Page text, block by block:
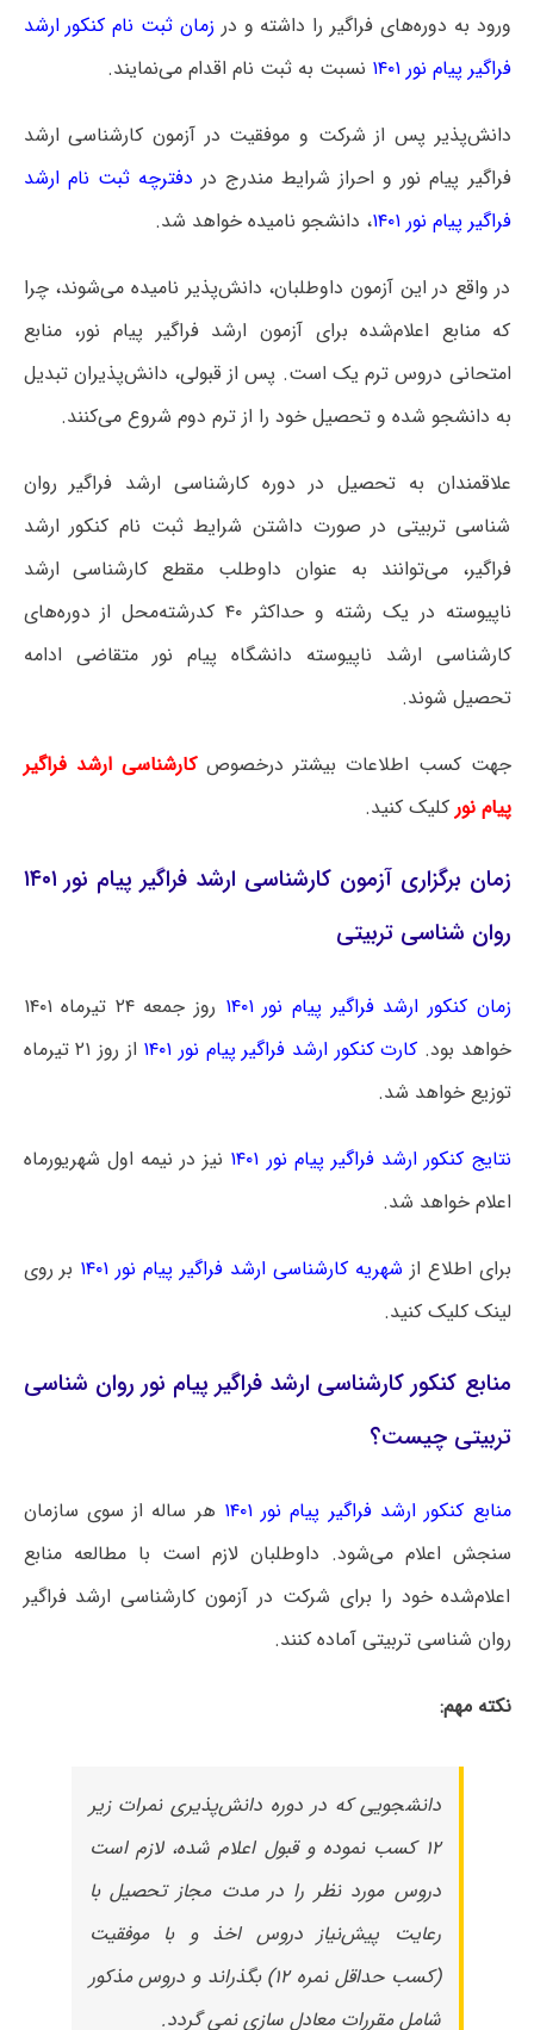
ورود به دوره‌های فراگیر را داشته و در زمان ثبت نام کنکور ارشد
فراگیر پیام نور ۱۴۰۱
نسبت به ثبت نام اقدام می‌نمایند.
دانش‌پذیر پس از شرکت و موفقیت در آزمون کارشناسی ارشد
فراگیر پیام نور و احراز شرایط مندرج در دفترچه ثبت نام ارشد
فراگیر پیام نور ۱۴۰۱
، دانشجو نامیده خواهد شد.
در واقع در این آزمون داوطلبان، دانش‌پذیر نامیده می‌شوند، چرا
که منابع اعلام‌شده برای آزمون ارشد فراگیر پیام نور، منابع
امتحانی دروس ترم یک است. پس از قبولی، دانش‌پذیران تبدیل
به دانشجو شده و تحصیل خود را از ترم دوم شروع می‌کنند.
علاقمندان به تحصیل در دوره کارشناسی ارشد فراگیر روان
شناسی تربیتی در صورت داشتن شرایط ثبت نام کنکور ارشد
فراگیر، می‌توانند به عنوان داوطلب مقطع کارشناسی ارشد
ناپیوسته در یک رشته و حداکثر ۴۰ کدرشته‌محل از دوره‌های
کارشناسی ارشد ناپیوسته دانشگاه پیام نور متقاضی ادامه
تحصیل شوند.
جهت کسب اطلاعات بیشتر درخصوص کارشناسی ارشد فراگیر
پیام نورکلیک کنید.
زمان برگزاری آزمون کارشناسی ارشد فراگیر پیام نور ۱۴۰۱
روان شناسی تربیتی
زمان کنکور ارشد فراگیر پیام نور ۱۴۰۱
روز جمعه ۲۴ تیرماه ۱۴۰۱
خواهد بود. کارت کنکور ارشد فراگیر پیام نور ۱۴۰۱
از روز ۲۱ تیرماه
توزیع خواهد شد.
نتایج کنکور ارشد فراگیر پیام نور ۱۴۰۱
نیز در نیمه اول شهریورماه
اعلام خواهد شد.
برای اطلاع از شهریه کارشناسی ارشد فراگیر پیام نور ۱۴۰۱
بر روی
لینک کلیک کنید.
منابع کنکور کارشناسی ارشد فراگیر پیام نور روان شناسی
تربیتی چیست؟
منابع کنکور ارشد فراگیر پیام نور ۱۴۰۱
هر ساله از سوی سازمان
سنجش اعلام می‌شود. داوطلبان لازم است با مطالعه منابع
اعلام‌شده خود را برای شرکت در آزمون کارشناسی ارشد فراگیر
روان شناسی تربیتی آماده کنند.
نکته مهم:
دانشجویی که در دوره دانش‌پذیری نمرات زیر
۱۲ کسب نموده و قبول اعلام شده، لازم است
دروس مورد نظر را در مدت مجاز تحصیل با
رعایت پیش‌نیاز دروس اخذ و با موفقیت
(کسب حداقل نمره ۱۲) بگذراند و دروس مذکور
شامل مقررات معادل سازی نمی گردد.